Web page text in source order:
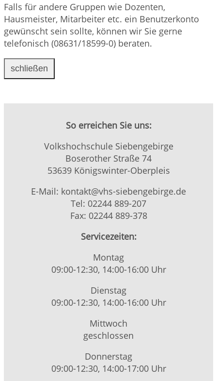
Falls für andere Gruppen wie Dozenten,
Hausmeister, Mitarbeiter etc. ein Benutzerkonto
gewünscht sein sollte, können wir Sie gerne
telefonisch (08631/18599-0) beraten.
schließen
So erreichen Sie uns:
Volkshochschule Siebengebirge
Boserother Straße 74
53639 Königswinter-Oberpleis
E-Mail: kontakt@vhs-siebengebirge.de
Tel: 02244 889-207
Fax: 02244 889-378
Servicezeiten:
Montag
09:00-12:30, 14:00-16:00 Uhr
Dienstag
09:00-12:30, 14:00-16:00 Uhr
Mittwoch
geschlossen
Donnerstag
09:00-12:30, 14:00-17:00 Uhr